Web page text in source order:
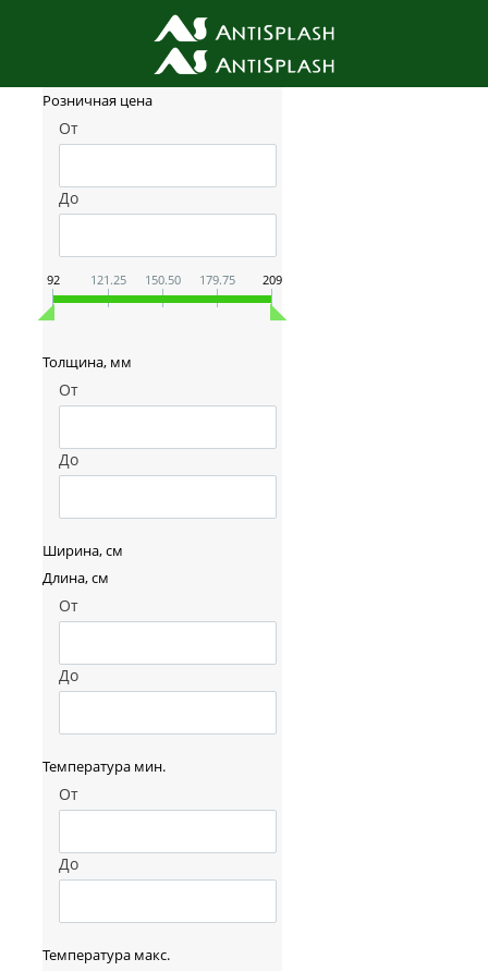
Фильтр товаров
Розничная цена
От
До
92 121.25 150.50 179.75 209
Толщина, мм
От
До
Ширина, см
Длина, см
От
До
Температура мин.
От
До
Температура макс.